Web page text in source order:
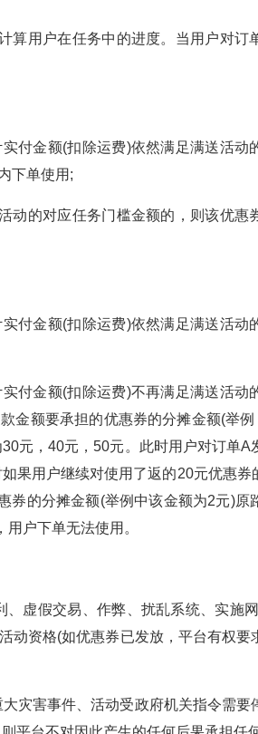
算用户在任务中的进度。当用户对订
付金额(扣除运费)依然满足满送活动
下单使用;
动的对应任务门槛金额的，则该优惠
付金额(扣除运费)依然满足满送活动
付金额(扣除运费)不再满足满送活动
金额要承担的优惠券的分摊金额(举
元，40元，50元。此时用户对订单A
果用户继续对使用了返的20元优惠券
券的分摊金额(举例中该金额为2元)原
户下单无法使用。
虚假交易、作弊、扰乱系统、实施
动资格(如优惠券已发放，平台有权要
灾害事件、活动受政府机关指令需要